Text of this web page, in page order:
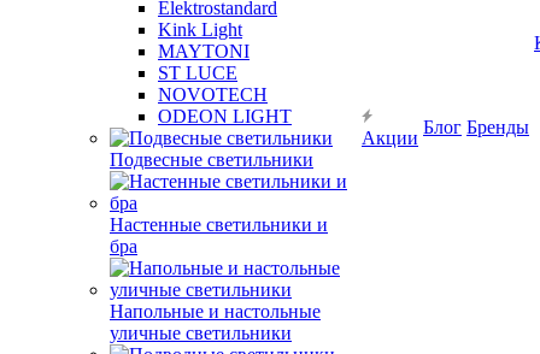
Elektrostandard
Kink Light
MAYTONI
ST LUCE
NOVOTECH
ODEON LIGHT
Подвесные светильники
Настенные светильники и
бра
Напольные и настольные
уличные светильники
Акции
Блог Бренды